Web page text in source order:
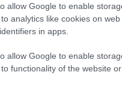
allow Google to enable
analytics like cookies on
in apps.
allow Google to enable
functionality of the website or